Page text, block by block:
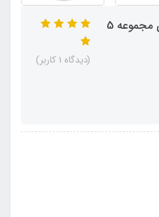
رسیور و گالی ‌پات و جاپنبه‌ای مجموعه 5
(دیدگاه 1 کاربر)